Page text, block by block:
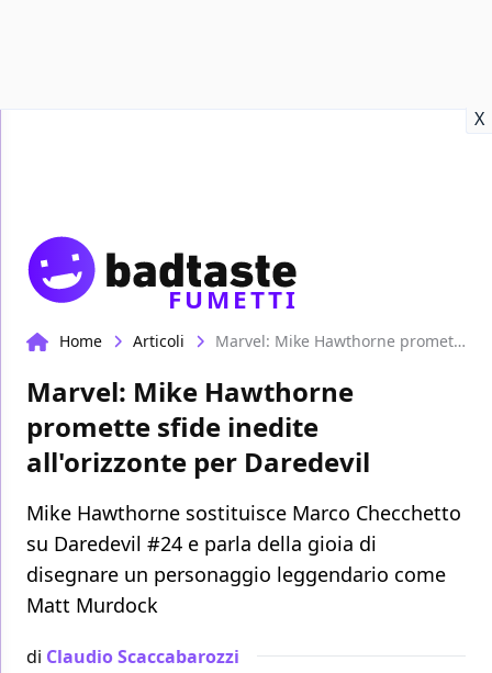
X
FUMETTI
Home Articoli Marvel: Mike Hawthorne promette sfide inedite all'orizzonte per Daredevil
Marvel: Mike Hawthorne
promette sfide inedite
all'orizzonte per Daredevil
Mike Hawthorne sostituisce Marco Checchetto
su Daredevil #24 e parla della gioia di
disegnare un personaggio leggendario come
Matt Murdock
di Claudio Scaccabarozzi